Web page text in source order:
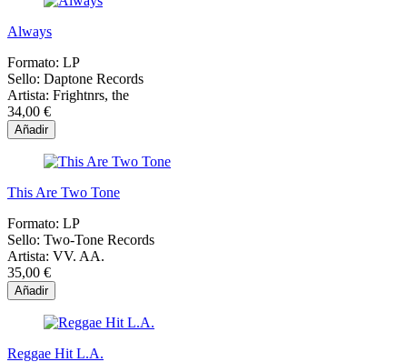
Always
Formato: LP
Sello: Daptone Records
Artista: Frightnrs, the
34,00 €
Añadir
This Are Two Tone
Formato: LP
Sello: Two-Tone Records
Artista: VV. AA.
35,00 €
Añadir
Reggae Hit L.A.